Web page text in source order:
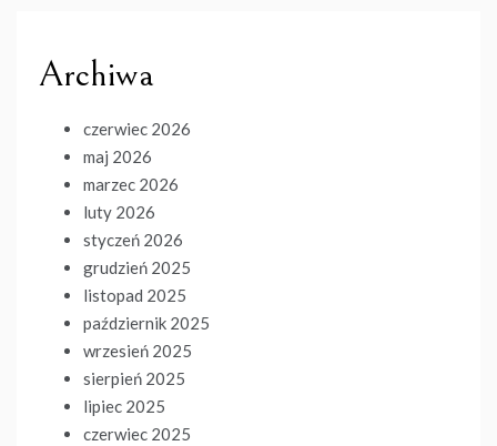
Archiwa
czerwiec 2026
maj 2026
marzec 2026
luty 2026
styczeń 2026
grudzień 2025
listopad 2025
październik 2025
wrzesień 2025
sierpień 2025
lipiec 2025
czerwiec 2025